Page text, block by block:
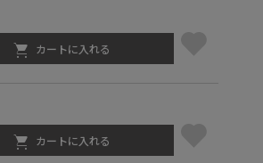
カートに入れる
カートに入れる